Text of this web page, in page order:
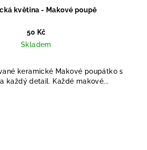
květina - Makové poupě
50 Kč
Skladem
keramické Makové poupátko s
každý detail. Každé makové...